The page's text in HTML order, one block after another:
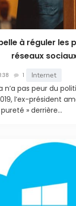
à réguler les
réseaux
1 Internet
n’a pas peur du
l’ex-président
» derrière...